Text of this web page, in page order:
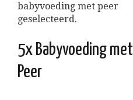
babyvoeding met peer
geselecteerd.
5x Babyvoeding met
Peer